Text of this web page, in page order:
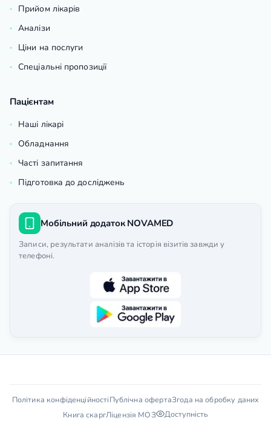
Прийом лікарів
Аналізи
Ціни на послуги
Спеціальні пропозиції
Пацієнтам
Наші лікарі
Обладнання
Часті запитання
Підготовка до досліджень
Мобільний додаток NOVAMED
Записи, результати аналізів та історія візитів завжди у
телефоні.
Політика конфіденційностіПублічна офертаЗгода на обробку даних
Книга скаргЛіцензія МОЗ Доступність